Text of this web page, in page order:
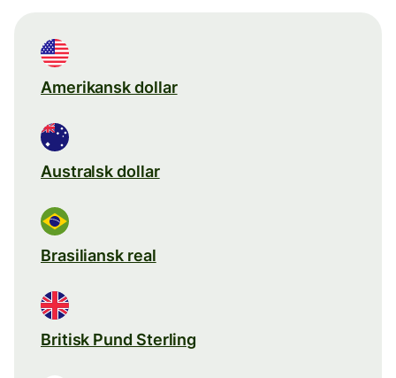
Amerikansk dollar
Australsk dollar
Brasiliansk real
Britisk Pund Sterling